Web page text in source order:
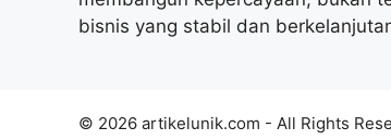
bisnis yang stabil dan
© 2026 artikelunik.com - All Rights